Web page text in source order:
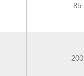
85
200